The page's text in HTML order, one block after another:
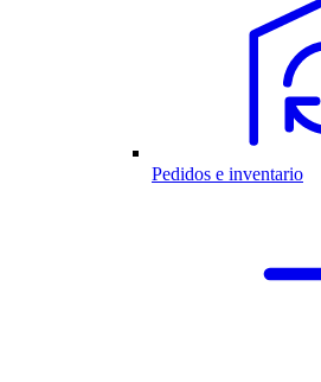
Pedidos e inventario